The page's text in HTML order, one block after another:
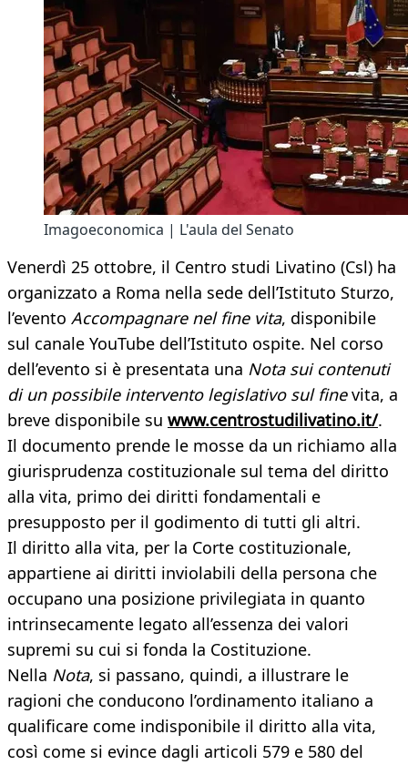
Imagoeconomica | L'aula del Senato
Venerdì 25 ottobre, il Centro studi Livatino (Csl) ha
organizzato a Roma nella sede dell’Istituto Sturzo,
l’evento Accompagnare nel fine vita, disponibile
sul canale YouTube dell’Istituto ospite. Nel corso
dell’evento si è presentata una Nota sui contenuti
di un possibile intervento legislativo sul finevita, a
breve disponibile su www.centrostudilivatino.it/.
Il documento prende le mosse da un richiamo alla
giurisprudenza costituzionale sul tema del diritto
alla vita, primo dei diritti fondamentali e
presupposto per il godimento di tutti gli altri.
Il diritto alla vita, per la Corte costituzionale,
appartiene ai diritti inviolabili della persona che
occupano una posizione privilegiata in quanto
intrinsecamente legato all’essenza dei valori
supremi su cui si fonda la Costituzione.
Nella Nota, si passano, quindi, a illustrare le
ragioni che conducono l’ordinamento italiano a
qualificare come indisponibile il diritto alla vita,
così come si evince dagli articoli 579 e 580 del